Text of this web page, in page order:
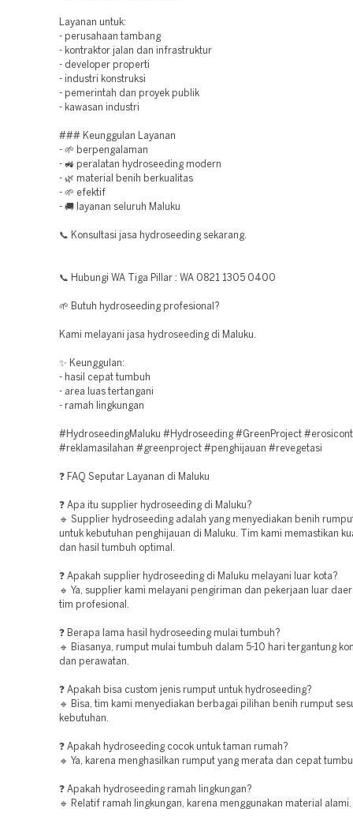
Layanan untuk:
- perusahaan tambang
- kontraktor jalan dan infrastruktur
- developer properti
- industri konstruksi
- pemerintah dan proyek publik
- kawasan industri
### Keunggulan Layanan
- 🌱 berpengalaman
- 🚜 peralatan hydroseeding modern
- 🌿 material benih berkualitas
- 🌱 efektif
- 🚚 layanan seluruh Maluku
📞 Konsultasi jasa hydroseeding sekarang.
📞 Hubungi WA Tiga Pillar : WA 0821 1305 0400
🌱 Butuh hydroseeding profesional?
Kami melayani jasa hydroseeding di Maluku.
✨ Keunggulan:
- hasil cepat tumbuh
- area luas tertangani
- ramah lingkungan
#HydroseedingMaluku #Hydroseeding #GreenProject
#reklamasilahan #greenproject #penghijauan #revegetasi
❓ FAQ Seputar Layanan di Maluku
❓ Apa itu supplier hydroseeding di Maluku?
🔹 Supplier hydroseeding adalah yang menyediakan benih
untuk kebutuhan penghijauan di Maluku. Tim kami memastikan
dan hasil tumbuh optimal.
❓ Apakah supplier hydroseeding di Maluku melayani luar kota?
🔹 Ya, supplier kami melayani pengiriman dan pekerjaan luar
tim profesional.
❓ Berapa lama hasil hydroseeding mulai tumbuh?
🔹 Biasanya, rumput mulai tumbuh dalam 5-10 hari tergantung
dan perawatan.
❓ Apakah bisa custom jenis rumput untuk hydroseeding?
🔹 Bisa, tim kami menyediakan berbagai pilihan benih rumput
kebutuhan.
❓ Apakah hydroseeding cocok untuk taman rumah?
🔹 Ya, karena menghasilkan rumput yang merata dan cepat
❓ Apakah hydroseeding ramah lingkungan?
🔹 Relatif ramah lingkungan, karena menggunakan material alami.